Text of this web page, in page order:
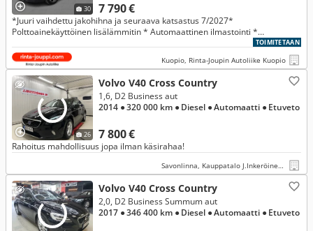
30 7 790 €
*Juuri vaihdettu jakohihna ja seuraava katsastus 7/2027*
Polttoainekäyttöinen lisälämmitin * Automaattinen ilmastointi *
TOIMITETAAN
Kuopio, Rinta-Joupin Autoliike Kuopio
26
Volvo V40 Cross Country
7 800 €
1,6, D2 Business aut
2014 ● 320 000 km ● Diesel ● Automaatti ● Etuveto
Rahoitus mahdollisuus jopa ilman käsirahaa!
Savonlinna, Kauppatalo J.Inkeröinen Oy
Volvo V40 Cross Country
2,0, D2 Business Summum aut
2017 ● 346 400 km ● Diesel ● Automaatti ● Etuveto